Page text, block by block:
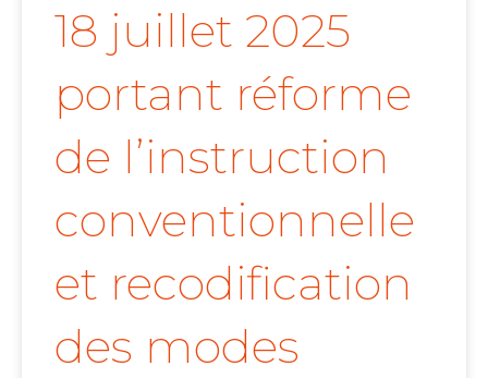
18 juillet 2025
portant réforme
de l’instruction
conventionnelle
et recodification
des modes